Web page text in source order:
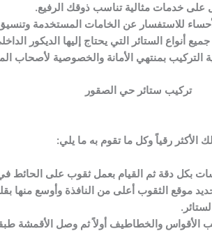
على خدمات مثالية تناسب ذوقك الرفيع.
للاستفسار عن الخامات المستخدمة وتنسيق
أنواع الستائر التي يحتاج إليها الديكور
بمنتهي الأمانة والخصوصية لأصحاب
تركيب ستائر حي الصقور
رقياً وكل ما تقوم به ما يلي:
دقة ثم القيام بعمل ثقوب على الحائط في
الثقوب أعلى من النافذة وأوسع منها
والخطاطيف أولاً ثم وصل الأقمشة